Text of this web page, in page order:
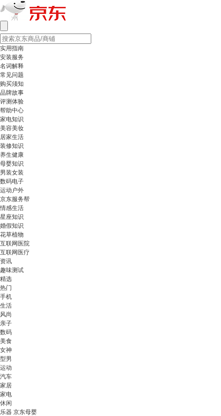
实用指南
安装服务
名词解释
常见问题
购买须知
品牌故事
评测体验
帮助中心
家电知识
美容美妆
居家生活
装修知识
养生健康
母婴知识
男装女装
数码电子
运动户外
京东服务帮
情感生活
星座知识
婚假知识
花草植物
互联网医院
互联网医疗
资讯
趣味测试
精选
热门
手机
生活
风尚
亲子
数码
美食
女神
型男
运动
汽车
家居
家电
休闲
乐器 京东母婴